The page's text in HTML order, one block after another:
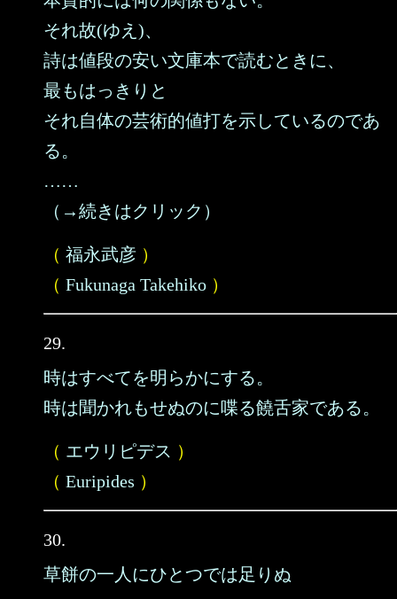
それ故(ゆえ)、
詩は値段の安い文庫本で読むときに、
最もはっきりと
それ自体の芸術的値打を示しているのであ
る。
……
（→続きはクリック）
（ 福永武彦 ）
（ Fukunaga Takehiko ）
29.
時はすべてを明らかにする。
時は聞かれもせぬのに喋る饒舌家である。
（ エウリピデス ）
（ Euripides ）
30.
草餅の一人にひとつでは足りぬ